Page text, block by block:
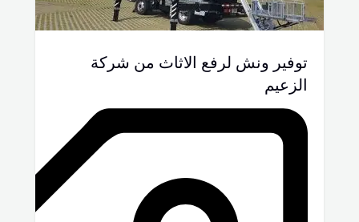
توفير ونش لرفع الاثاث من شركة
الزعيم